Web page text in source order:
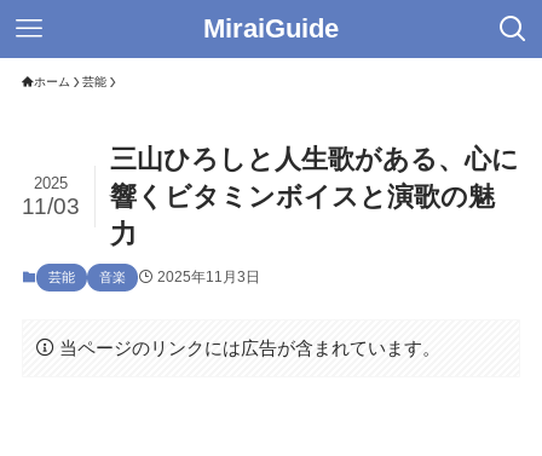
MiraiGuide
ホーム 芸能
三山ひろしと人生歌がある、心に
響くビタミンボイスと演歌の魅
力
2025
11/03
芸能 音楽 2025年11月3日
当ページのリンクには広告が含まれています。